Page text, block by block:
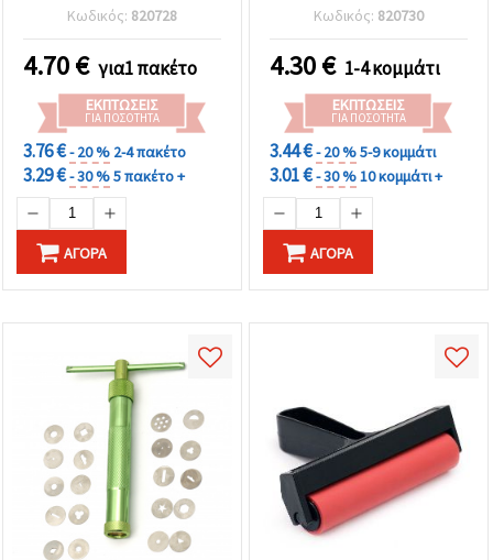
Εργαλεία DIY
Χειροτεχνίας &
Διακόσμησης
Κωδικός: 820728
4.70€ για1 πακέτο
ΕΚΠΤΏΣΕΙΣ
ΓΙΑ ΠΟΣΌΤΗΤΑ
3.76 €- 20 % 2-4 πακέτο
3.29 €- 30 %5 πακέτο +
ΑΓΟΡΆ
Μοντελοποίηση Πηλού,
Λινογραφία &
Χειροτεχνίες
Κωδικός: 820730
4.30€ 1-4 κομμάτι
ΕΚΠΤΏΣΕΙΣ
ΓΙΑ ΠΟΣΌΤΗΤΑ
3.44 €- 20 %5-9 κομμάτι
3.01 €- 30 %10 κομμάτι +
ΑΓΟΡΆ